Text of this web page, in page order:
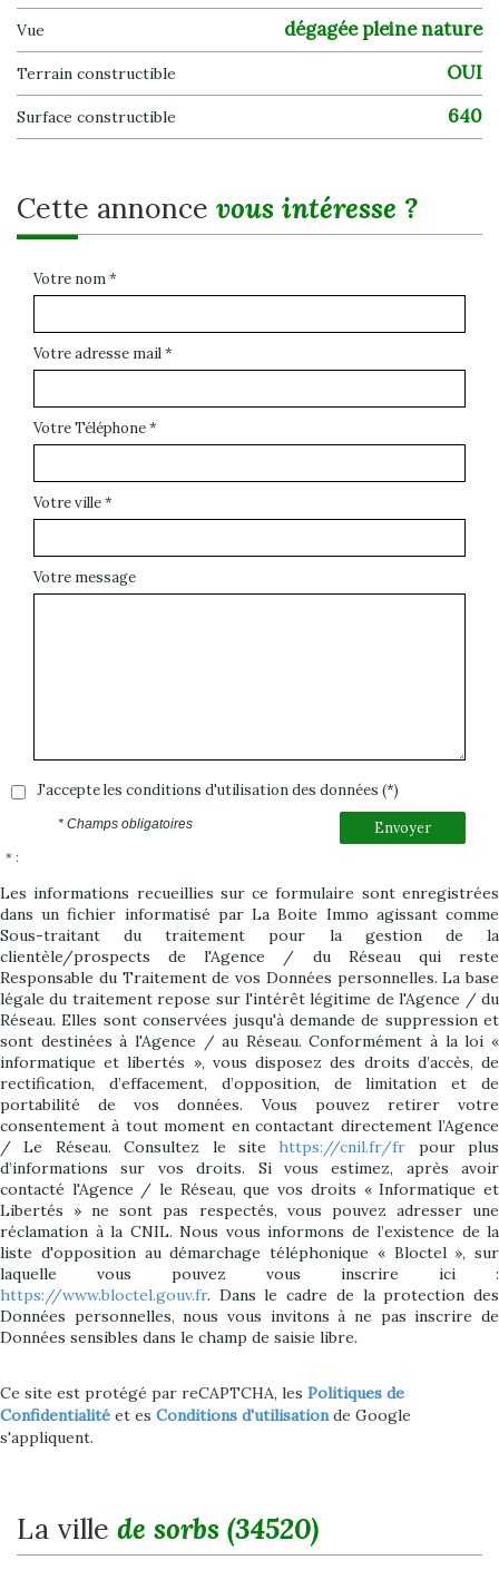
Vue dégagée pleine nature
Terrain constructible OUI
Surface constructible 640
cette annonce vous intéresse ?
Votre nom *
Votre adresse mail *
Votre Téléphone *
Votre ville *
Votre message
J'accepte les conditions d'utilisation des données (*)
Envoyer
* Champs obligatoires
* :
Les informations recueillies sur ce formulaire sont enregistrées
dans un fichier informatisé par La Boite Immo agissant comme
Sous-traitant du traitement pour la gestion de la
clientèle/prospects de l'Agence / du Réseau qui reste
Responsable du Traitement de vos Données personnelles. La base
légale du traitement repose sur l'intérêt légitime de l'Agence / du
Réseau. Elles sont conservées jusqu'à demande de suppression et
sont destinées à l'Agence / au Réseau. Conformément à la loi «
informatique et libertés », vous disposez des droits d’accès, de
rectification, d’effacement, d’opposition, de limitation et de
portabilité de vos données. Vous pouvez retirer votre
consentement à tout moment en contactant directement l’Agence
/ Le Réseau. Consultez le sitehttps://cnil.fr/fr pour plus
d’informations sur vos droits. Si vous estimez, après avoir
contacté l'Agence / le Réseau, que vos droits « Informatique et
Libertés » ne sont pas respectés, vous pouvez adresser une
réclamation à la CNIL. Nous vous informons de l’existence de la
liste d'opposition au démarchage téléphonique « Bloctel », sur
laquelle vous pouvez vous inscrire ici :
https://www.bloctel.gouv.fr. Dans le cadre de la protection des
Données personnelles, nous vous invitons à ne pas inscrire de
Données sensibles dans le champ de saisie libre.
Ce site est protégé par reCAPTCHA, les Politiques de
Confidentialité et es Conditions d'utilisationde Google
s'appliquent.
la ville de sorbs (34520)